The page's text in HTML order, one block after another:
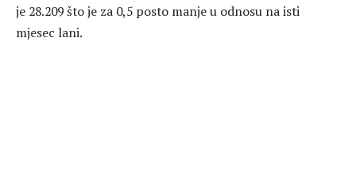
je 28.209 što je za 0,5 posto manje u odnosu na isti
mjesec lani.